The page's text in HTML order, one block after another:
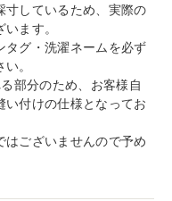
しているため、実際の
ます。
グ・洗濯ネームを必ず
。
部分のため、お客様自
付けの仕様となってお
ございませんので予め